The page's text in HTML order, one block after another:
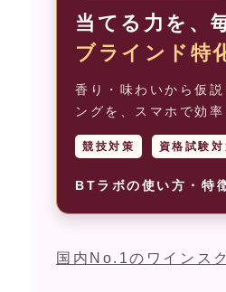
当てる力を、
ブラインド特
香り・味わいから仮
ングを、スマホで効率
競技対策 資格試験対
BTラボの使い方・
国内No.1のワインス